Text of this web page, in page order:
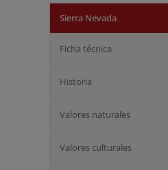
Sierra Nevada
Ficha técnica
Historia
Valores naturales
Valores culturales